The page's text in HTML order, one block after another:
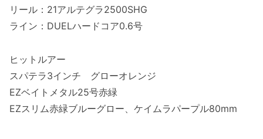
リール：21アルテグラ2500SHG
ライン：DUELハードコア0.6号
ヒットルアー
スパテラ3インチ グローオレンジ
EZベイトメタル25号赤緑
EZスリム赤緑ブルーグロー、ケイムラパープル80mm